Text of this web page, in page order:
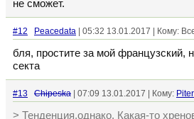
не сможет.
#12 Peacedata | 05:32 13.01.2017 | Кому:
бля, простите за мой французский,
секта
#13 Chipeska | 07:09 13.01.2017 | Кому: Piter
> Тенденция,однако. Какая-то